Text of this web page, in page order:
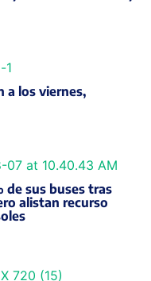
a los viernes,
de sus buses tras
alistan recurso